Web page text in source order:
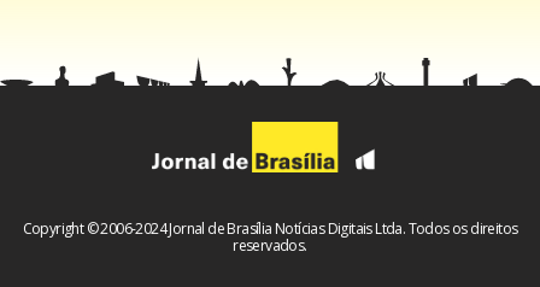
Copyright © 2006-2024 Jornal de Brasília Notícias Digitais Ltda. Todos os direitos
reservados.